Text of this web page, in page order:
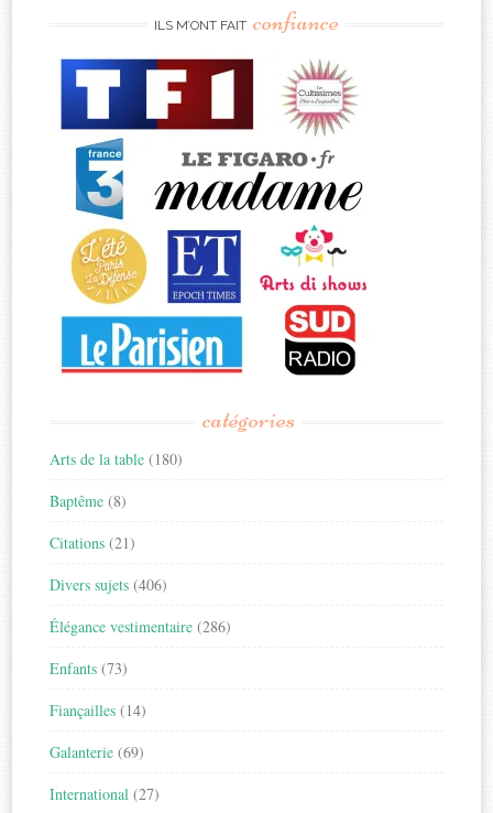
ILS M’ONT FAIT confiance
catégories
Arts de la table (180)
Baptême (8)
Citations (21)
Divers sujets (406)
Élégance vestimentaire (286)
Enfants (73)
Fiançailles (14)
Galanterie (69)
International (27)